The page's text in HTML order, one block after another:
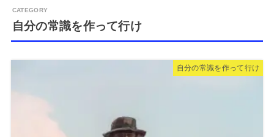
自分の常識を作って行け
自分の常識を作って行け